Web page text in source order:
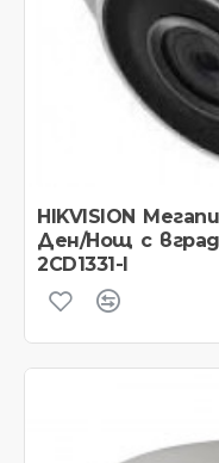
HIKVISION
Ден/Нощ с
2CD1331-I